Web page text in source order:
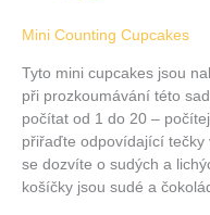
Mini Counting Cupcakes
Tyto mini cupcakes jsou
při prozkoumávání této
počítat od 1 do 20 –
přiřaďte odpovídající tečky
se dozvíte o sudých a
košíčky jsou sudé a